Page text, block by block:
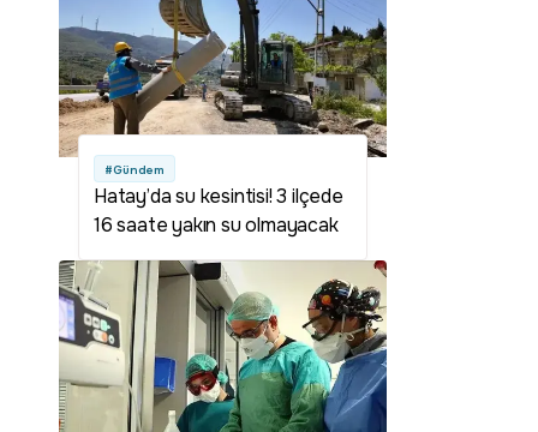
#Gündem
Hatay’da su kesintisi! 3 ilçede
16 saate yakın su olmayacak